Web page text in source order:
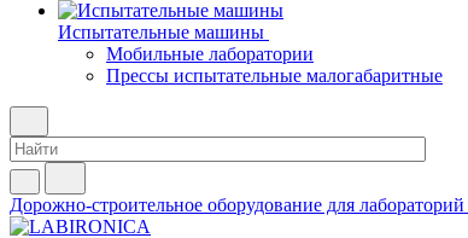
Испытательные машины
Мобильные лаборатории
Прессы испытательные малогабаритные
Дорожно-строительное оборудование для лабораторий